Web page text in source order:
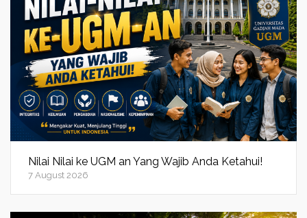
Nilai Nilai ke UGM an Yang Wajib Anda Ketahui!
7 August 2026